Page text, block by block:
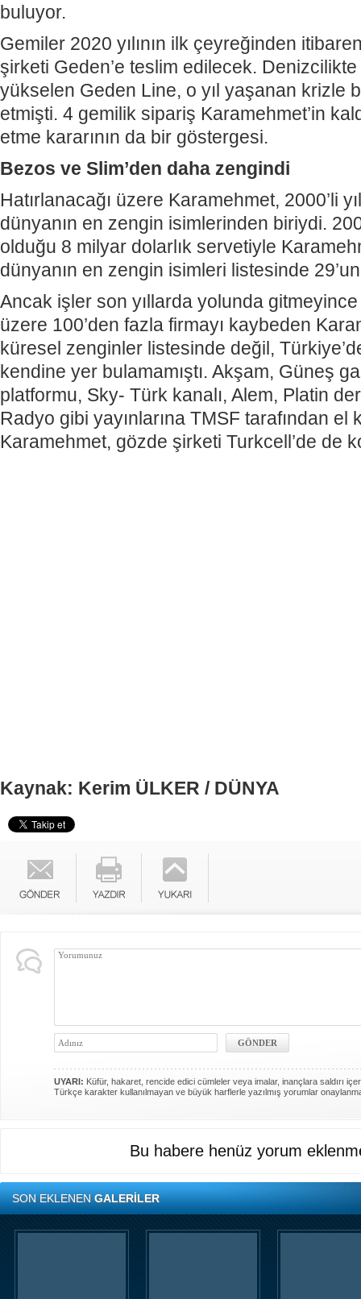
buluyor.
Gemiler 2020 yılının ilk çeyreğinden
şirketi Geden’e teslim edilecek.
yükselen Geden Line, o yıl yaşanan krizle
etmişti. 4 gemilik sipariş Karamehmet’in
etme kararının da bir göstergesi.
Bezos ve Slim’den daha zengindi
Hatırlanacağı üzere Karamehmet, 2000’li
dünyanın en zengin isimlerinden biriydi.
olduğu 8 milyar dolarlık servetiyle
dünyanın en zengin isimleri listesinde
Ancak işler son yıllarda yolunda
üzere 100’den fazla firmayı kaybeden
küresel zenginler listesinde değil,
kendine yer bulamamıştı. Akşam, Güneş
platformu, Sky- Türk kanalı, Alem, Platin
Radyo gibi yayınlarına TMSF tarafından
Karamehmet, gözde şirketi Turkcell’de de
Kaynak: Kerim ÜLKER / DÜNYA
UYARI: Küfür, hakaret, rencide edici cümleler veya imalar, inançlara saldırı
Türkçe karakter kullanılmayan ve büyük harflerle yazılmış yorumlar
Bu habere henüz yorum
SON EKLENENGALERİLER